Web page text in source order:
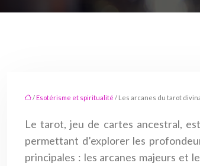
/ Esotérisme et spiritualité / Les arcanes du tarot
Le tarot, jeu de cartes ancestral,
permettant d’explorer les
principales : les arcanes majeurs et